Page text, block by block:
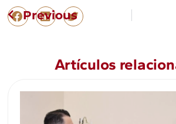
Previous
Artículos